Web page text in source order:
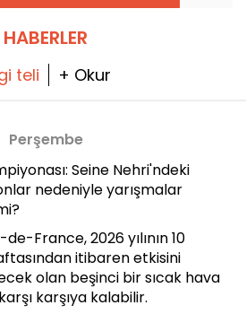
HABERLER
teli + Okur
Perşembe
Seine Nehri'ndeki
nedeniyle yarışmalar
France, 2026 yılının 10
itibaren etkisini
olan beşinci bir sıcak hava
karşıya kalabilir.